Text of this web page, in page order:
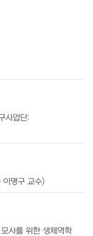
사업단:
이명구 교수)
사를 위한 생체역학